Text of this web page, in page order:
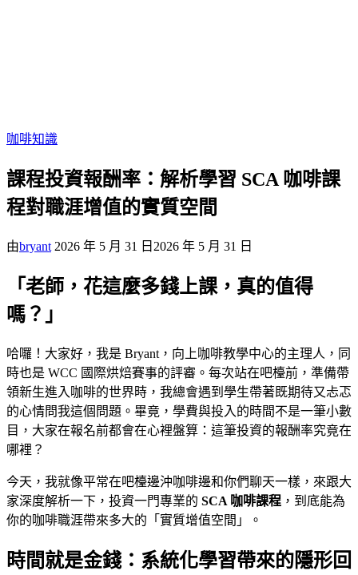
咖啡知識
課程投資報酬率：解析學習 SCA 咖啡課
程對職涯增值的實質空間
由bryant 2026 年 5 月 31 日 2026 年 5 月 31 日
「老師，花這麼多錢上課，真的值得
嗎？」
哈囉！大家好，我是 Bryant，向上咖啡教學中心的主理人，同
時也是 WCC 國際烘焙賽事的評審。每次站在吧檯前，準備帶
領新生進入咖啡的世界時，我總會遇到學生帶著既期待又忐忑
的心情問我這個問題。畢竟，學費與投入的時間不是一筆小數
目，大家在報名前都會在心裡盤算：這筆投資的報酬率究竟在
哪裡？
今天，我就像平常在吧檯邊沖咖啡邊和你們聊天一樣，來跟大
家深度解析一下，投資一門專業的 SCA 咖啡課程 ，到底能為
你的咖啡職涯帶來多大的「實質增值空間」。
時間就是金錢：系統化學習帶來的隱形回